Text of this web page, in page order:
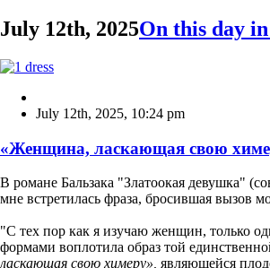
July 12th, 2025On this day
July 12th, 2025, 10:24 pm
«Женщина, ласкающая свою
В романе Бальзака "Златоокая девушка"
мне встретилась фраза, бросившая вызов
"С тех пор как я изучаю женщин, только
формами воплотила образ той
ласкающая свою химеру», являющейся